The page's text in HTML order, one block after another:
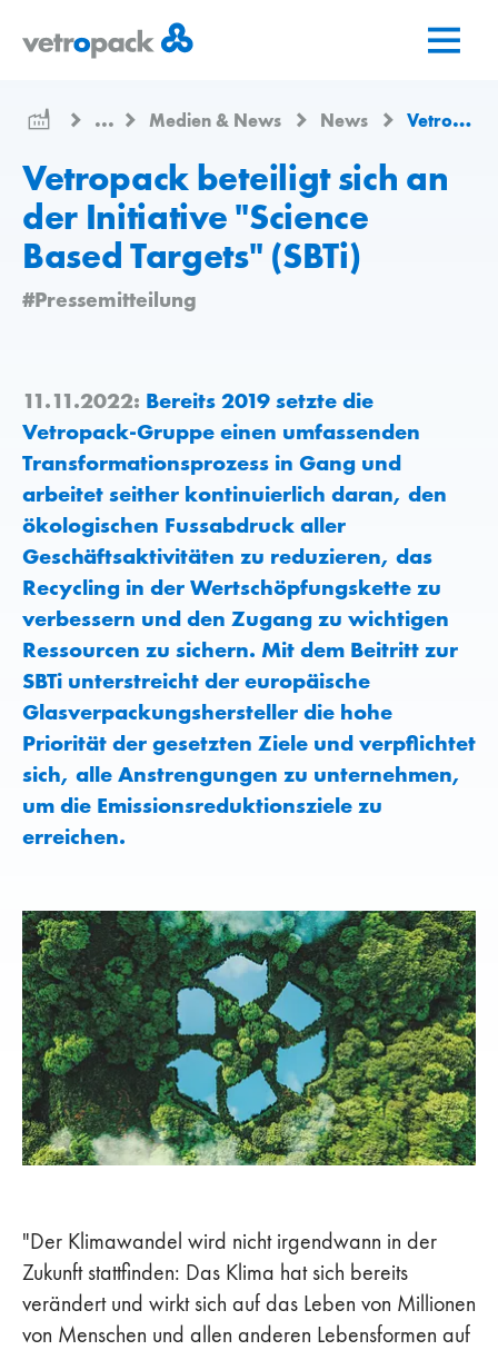
Startseite
Inhalt
Kontakt
...
Medien & News News Vetropack beteiligt sich an der Initiative "Science Based Targets" (SBTi)
Vetropack beteiligt sich an
der Initiative "Science
Based Targets" (SBTi)
#Pressemitteilung
11.11.2022: Bereits 2019 setzte die
Vetropack-Gruppe einen umfassenden
Transformationsprozess in Gang und
arbeitet seither kontinuierlich daran, den
ökologischen Fussabdruck aller
Geschäftsaktivitäten zu reduzieren, das
Recycling in der Wertschöpfungskette zu
verbessern und den Zugang zu wichtigen
Ressourcen zu sichern. Mit dem Beitritt zur
SBTi unterstreicht der europäische
Glasverpackungshersteller die hohe
Priorität der gesetzten Ziele und verpflichtet
sich, alle Anstrengungen zu unternehmen,
um die Emissionsreduktionsziele zu
erreichen.
"Der Klimawandel wird nicht irgendwann in der
Zukunft stattfinden: Das Klima hat sich bereits
verändert und wirkt sich auf das Leben von Millionen
von Menschen und allen anderen Lebensformen auf